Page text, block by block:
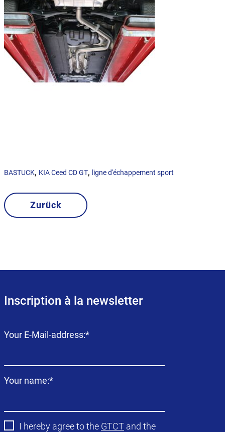
BASTUCK, KIA Ceed CD GT, ligne d'échappement sport
Zurück
Inscription à la newsletter
Champ
Your E-Mail-address:*
Champ
Your name:*
I hereby agree to the GTCT and the